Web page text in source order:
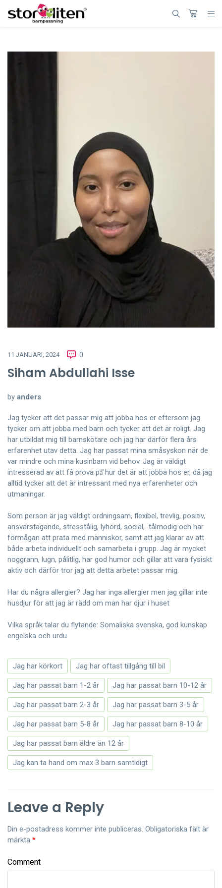
11 JANUARI, 2024 0
Siham Abdullahi Isse
by anders
Jag tycker att det passar mig att jobba hos er eftersom jag
tycker om att jobba med barn och tycker att det är roligt. Jag
har utbildat mig till barnskötare och jag har därför flera års
erfarenhet utav detta. Jag har passat mina småsyskon när de
var mindre och mina kusinbarn vid behov. Jag är väldigt
intresserad av att få prova på̊ hur det är att jobba hos er, då jag
alltid tycker att det är intressant med nya erfarenheter och
utmaningar.
Som person är jag väldigt ordningsam, flexibel, trevlig, positiv,
ansvarstagande, stresstålig, lyhörd, social, tålmodig och har
förmågan att prata med människor, samt att jag klarar av att
både arbeta individuellt och samarbeta i grupp. Jag är mycket
noggrann, lugn, pålitlig, har god humor och gillar att vara fysiskt
aktiv och därför tror jag att detta arbetet passar mig.
Har du några allergier? Jag har inga allergier men jag gillar inte
husdjur för att jag är rädd om man har djur i huset
Vilka språk talar du flytande: Somaliska svenska, god kunskap
engelska och urdu
Jag har körkort Jag har oftast tillgång till bil
Jag har passat barn 1-2 år Jag har passat barn 10-12 år
Jag har passat barn 2-3 år Jag har passat barn 3-5 år
Jag har passat barn 5-8 år Jag har passat barn 8-10 år
Jag har passat barn äldre än 12 år
Jag kan ta hand om max 3 barn samtidigt
Leave a Reply
Din e-postadress kommer inte publiceras. Obligatoriska fält är
märkta *
Comment